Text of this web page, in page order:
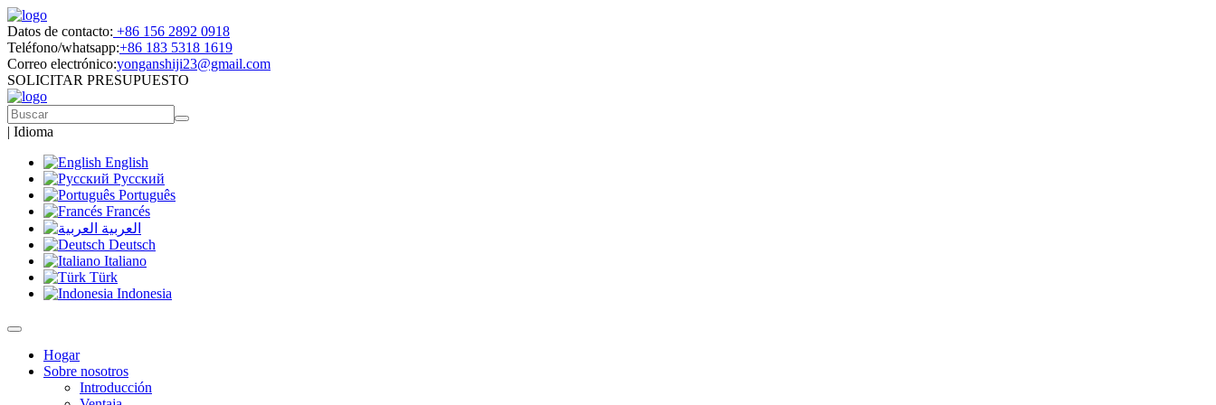
Datos de contacto: +86 156 2892 0918
Teléfono/whatsapp:+86 183 5318 1619
Correo electrónico:yonganshiji23@gmail.com
SOLICITAR PRESUPUESTO
| Idioma
English
Русский
Português
Francés
العربية
Deutsch
Italiano
Türk
Indonesia
Hogar
Sobre nosotros
Introducción